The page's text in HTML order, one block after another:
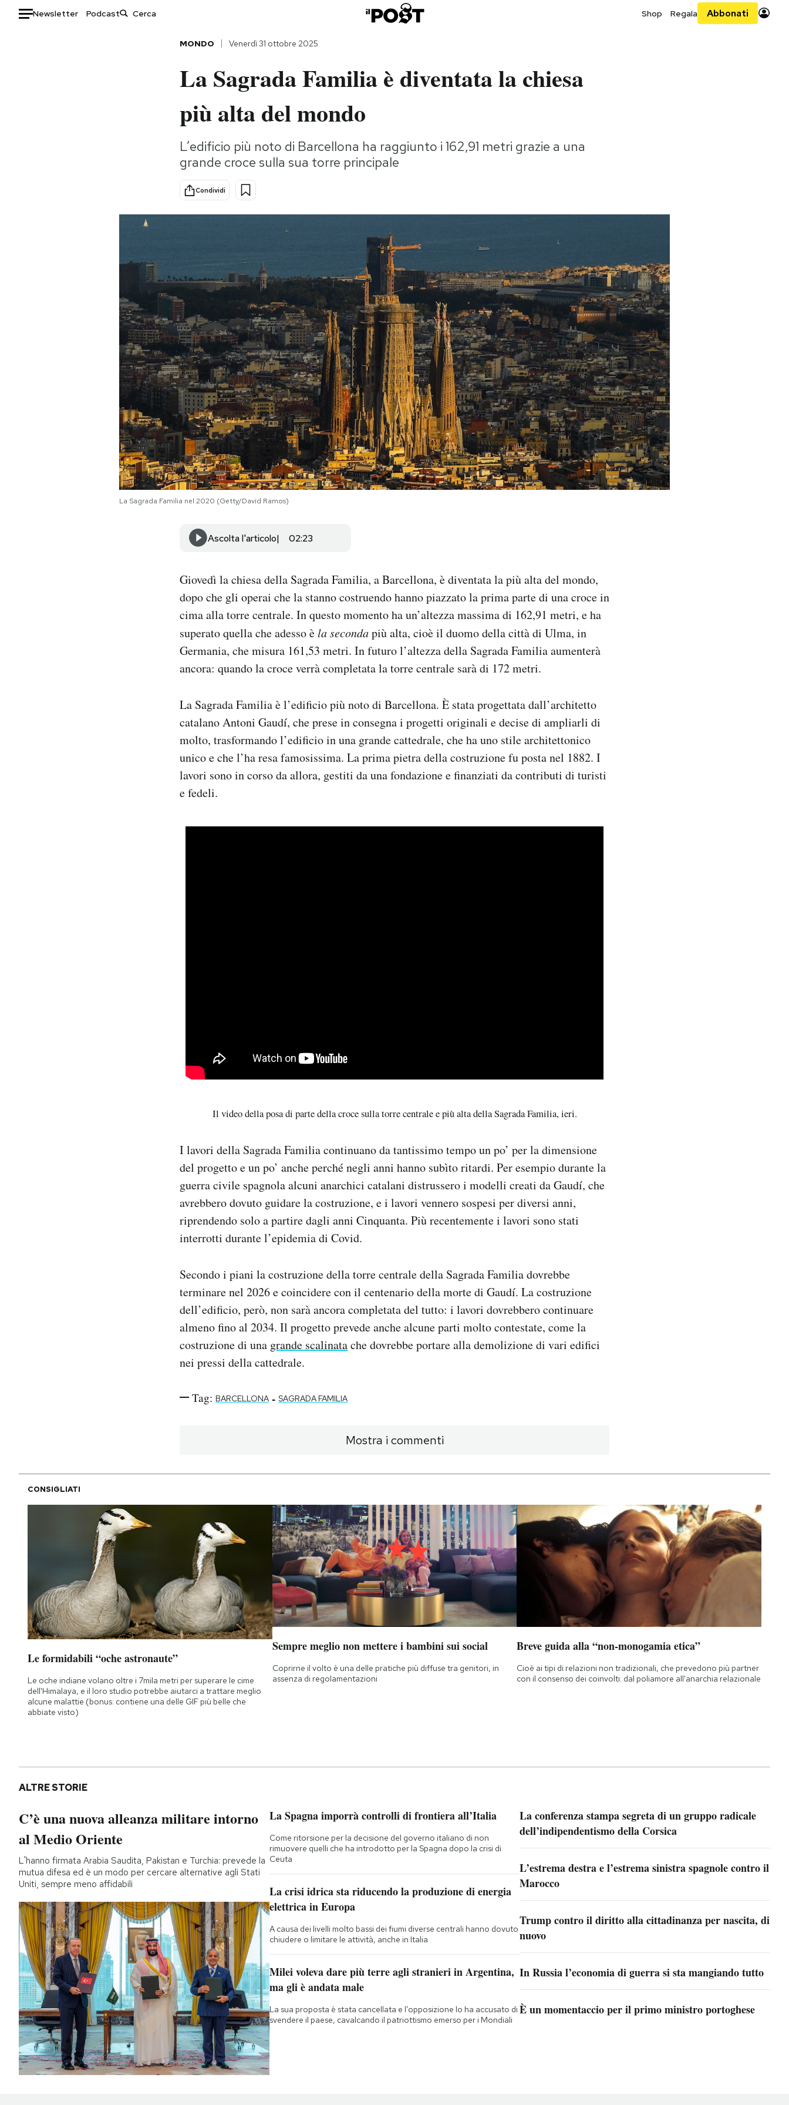
Newsletter Podcast Shop Regala Abbonati
Storie/Idee
Ok Boomer!
Altrecose
AREA PERSONALE
MONDO Venerdì 31 ottobre 2025
La Sagrada Familia è diventata la chiesa
più alta del mondo
L’edificio più noto di Barcellona ha raggiunto i 162,91 metri grazie a una
grande croce sulla sua torre principale
Condividi
La Sagrada Familia nel 2020 (Getty/David Ramos)
Ascolta l'articolo 02:23
Giovedì la chiesa della Sagrada Familia, a Barcellona, è diventata la più alta del mondo,
dopo che gli operai che la stanno costruendo hanno piazzato la prima parte di una croce in
cima alla torre centrale. In questo momento ha un’altezza massima di 162,91 metri, e ha
superato quella che adesso èla secondapiù alta, cioè il duomo della città di Ulma, in
Germania, che misura 161,53 metri. In futuro l’altezza della Sagrada Familia aumenterà
ancora: quando la croce verrà completata la torre centrale sarà di 172 metri.
La Sagrada Familia è l’edificio più noto di Barcellona. È stata progettata dall’architetto
catalano Antoni Gaudí, che prese in consegna i progetti originali e decise di ampliarli di
molto, trasformando l’edificio in una grande cattedrale, che ha uno stile architettonico
unico e che l’ha resa famosissima. La prima pietra della costruzione fu posta nel 1882. I
lavori sono in corso da allora, gestiti da una fondazione e finanziati da contributi di turisti
e fedeli.
Il video della posa di parte della croce sulla torre centrale e più alta della Sagrada Familia, ieri.
I lavori della Sagrada Familia continuano da tantissimo tempo un po’ per la dimensione
del progetto e un po’ anche perché negli anni hanno subìto ritardi. Per esempio durante la
guerra civile spagnola alcuni anarchici catalani distrussero i modelli creati da Gaudí, che
avrebbero dovuto guidare la costruzione, e i lavori vennero sospesi per diversi anni,
riprendendo solo a partire dagli anni Cinquanta. Più recentemente i lavori sono stati
interrotti durante l’epidemia di Covid.
Secondo i piani la costruzione della torre centrale della Sagrada Familia dovrebbe
terminare nel 2026 e coincidere con il centenario della morte di Gaudí. La costruzione
dell’edificio, però, non sarà ancora completata del tutto: i lavori dovrebbero continuare
almeno fino al 2034. Il progetto prevede anche alcune parti molto contestate, come la
costruzione di una grande scalinatache dovrebbe portare alla demolizione di vari edifici
nei pressi della cattedrale.
Tag: BARCELLONA - SAGRADA FAMILIA
Mostra i commenti
CONSIGLIATI
Le formidabili “oche astronaute”
Le oche indiane volano oltre i 7mila metri per superare le cime
dell'Himalaya, e il loro studio potrebbe aiutarci a trattare meglio
alcune malattie (bonus: contiene una delle GIF più belle che
abbiate visto)
Sempre meglio non mettere i bambini sui social
Coprirne il volto è una delle pratiche più diffuse tra genitori, in
assenza di regolamentazioni
Breve guida alla “non-monogamia etica”
Cioè ai tipi di relazioni non tradizionali, che prevedono più partner
con il consenso dei coinvolti: dal poliamore all'anarchia relazionale
ALTRE STORIE
C’è una nuova alleanza militare intorno
al Medio Oriente
L'hanno firmata Arabia Saudita, Pakistan e Turchia: prevede la
mutua difesa ed è un modo per cercare alternative agli Stati
Uniti, sempre meno affidabili
La Spagna imporrà controlli di frontiera all’Italia
Come ritorsione per la decisione del governo italiano di non
rimuovere quelli che ha introdotto per la Spagna dopo la crisi di
Ceuta
La crisi idrica sta riducendo la produzione di energia
elettrica in Europa
A causa dei livelli molto bassi dei fiumi diverse centrali hanno dovuto
chiudere o limitare le attività, anche in Italia
Milei voleva dare più terre agli stranieri in Argentina,
ma gli è andata male
La sua proposta è stata cancellata e l’opposizione lo ha accusato di
svendere il paese, cavalcando il patriottismo emerso per i Mondiali
La conferenza stampa segreta di un gruppo radicale
dell’indipendentismo della Corsica
L’estrema destra e l’estrema sinistra spagnole contro il
Marocco
Trump contro il diritto alla cittadinanza per nascita, di
nuovo
In Russia l’economia di guerra si sta mangiando tutto
È un momentaccio per il primo ministro portoghese